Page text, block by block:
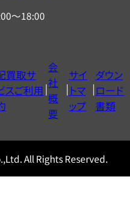
～18:00
買取サ
スご利用
会
社
概
要
サイ
トマ
ップ
ダウン
ロード
書類
All Rights Reserved.